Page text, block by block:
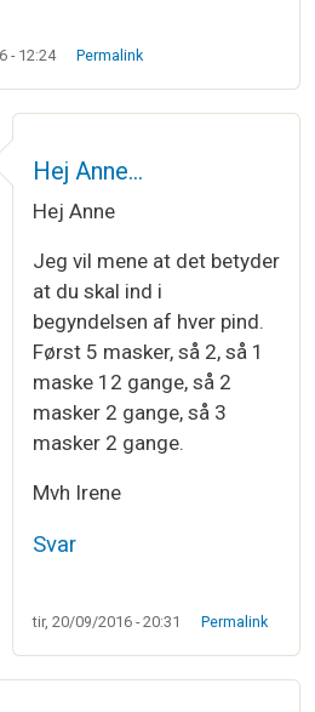
- 12:24 Permalink
til ærmegabafAnne
Hej Anne…
Hej Anne
Jeg vil mene at det betyder
at du skal ind i
begyndelsen af hver pind.
Først 5 masker, så 2, så 1
maske 12 gange, så 2
masker 2 gange, så 3
masker 2 gange.
Mvh Irene
Svar
tir, 20/09/2016 - 20:31 Permalink